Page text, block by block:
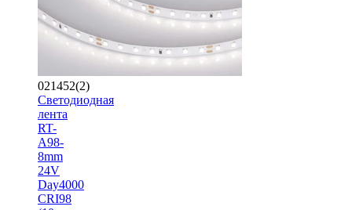
021452(2)
Светодиодная
лента
RT-
A98-
8mm
24V
Day4000
CRI98